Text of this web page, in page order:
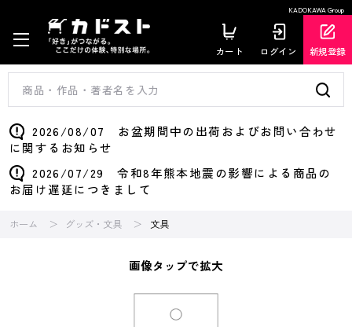
KADOKAWA Group
カート ログイン 新規登録
2026/08/07 お盆期間中の出荷およびお問い合わせ
に関するお知らせ
2026/07/29 令和8年熊本地震の影響による商品の
お届け遅延につきまして
ホーム グッズ・文具 文具
画像タップで拡大